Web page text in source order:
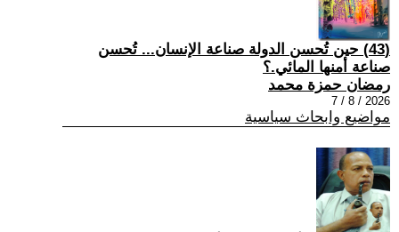
(43) حين تُحسن الدولة صناعة الإنسان... تُحسن
صناعة أمنها المائي.؟
رمضان حمزة محمد
2026 / 8 / 7
مواضيع وابحاث سياسية